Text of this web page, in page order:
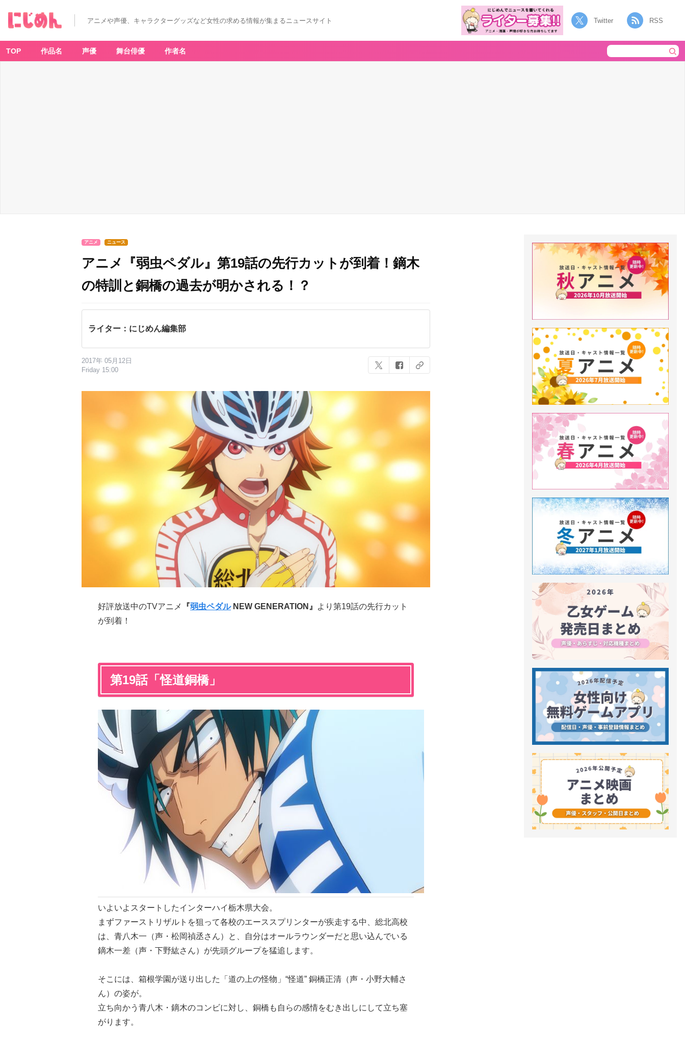
アニメや声優、キャラクターグッズなど女性の求める情報が集まるニュースサイト Twitter RSS
TOP 作品名 声優 舞台俳優 作者名
アニメ ニュース
アニメ『弱虫ペダル』第19話の先行カットが到着！鏑木
の特訓と銅橋の過去が明かされる！？
ライター：にじめん編集部
2017年 05月12日
Friday 15:00
好評放送中のTVアニメ 『弱虫ペダルNEW GENERATION』
より第19話の先行カット
が到着！
第19話「怪道銅橋」
いよいよスタートしたインターハイ栃木県大会。
まずファーストリザルトを狙って各校のエーススプリンターが疾走する中、総北高校
は、青八木一（声・松岡禎丞さん）と、自分はオールラウンダーだと思い込んでいる
鏑木一差（声・下野紘さん）が先頭グループを猛追します。
そこには、箱根学園が送り出した「道の上の怪物」“怪道” 銅橋正清（声・小野大輔さ
ん）の姿が。
立ち向かう青八木・鏑木のコンビに対し、銅橋も自らの感情をむき出しにして立ち塞
がります。